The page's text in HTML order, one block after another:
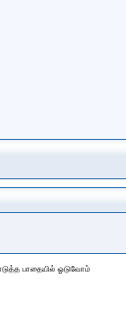
பாதையில் ஓடுவோம்